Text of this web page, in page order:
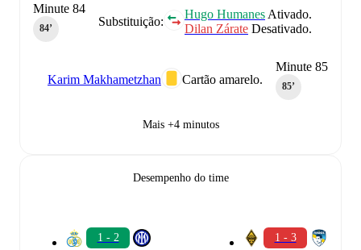
Substituição:
Hugo Humanes Ativado.
Dilan Zárate Desativado.
Minute 84
84‎’‎
Minute 85
85‎’‎
Cartão amarelo.
Karim Makhametzhan
Mais +4 minutos
Desempenho do time
1 - 2 1 - 3